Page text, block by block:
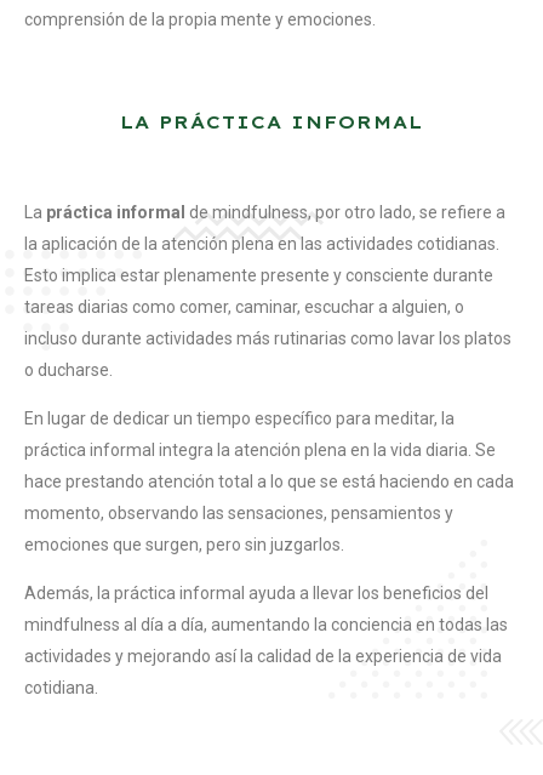
comprensión de la propia mente y emociones.
LA PRÁCTICA INFORMAL
La práctica informal de mindfulness, por otro lado, se refiere a
la aplicación de la atención plena en las actividades cotidianas.
Esto implica estar plenamente presente y consciente durante
tareas diarias como comer, caminar, escuchar a alguien, o
incluso durante actividades más rutinarias como lavar los platos
o ducharse.
En lugar de dedicar un tiempo específico para meditar, la
práctica informal integra la atención plena en la vida diaria. Se
hace prestando atención total a lo que se está haciendo en cada
momento, observando las sensaciones, pensamientos y
emociones que surgen, pero sin juzgarlos.
Además, la práctica informal ayuda a llevar los beneficios del
mindfulness al día a día, aumentando la conciencia en todas las
actividades y mejorando así la calidad de la experiencia de vida
cotidiana.